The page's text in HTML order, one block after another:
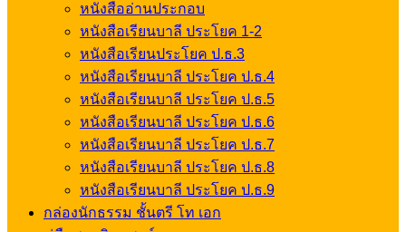
หนังสืออ่านประกอบ
หนังสือเรียนบาลี ประโยค 1-2
หนังสือเรียนประโยค ป.ธ.3
หนังสือเรียนบาลี ประโยค ป.ธ.4
หนังสือเรียนบาลี ประโยค ป.ธ.5
หนังสือเรียนบาลี ประโยค ป.ธ.6
หนังสือเรียนบาลี ประโยค ป.ธ.7
หนังสือเรียนบาลี ประโยค ป.ธ.8
หนังสือเรียนบาลี ประโยค ป.ธ.9
กล่องนักธรรม ชั้นตรี โท เอก